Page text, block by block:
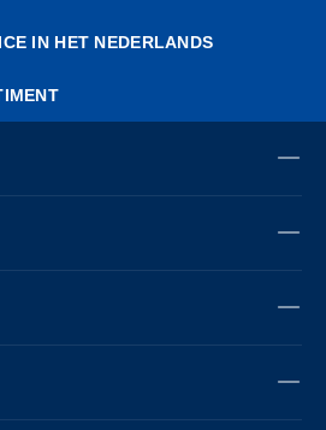
IN HET NEDERLANDS